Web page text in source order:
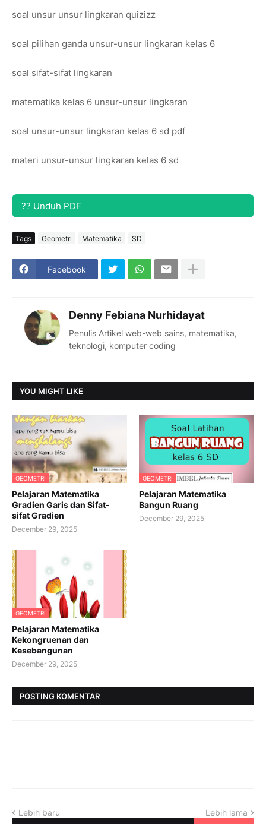
soal unsur unsur lingkaran quizizz
soal pilihan ganda unsur-unsur lingkaran kelas 6
soal sifat-sifat lingkaran
matematika kelas 6 unsur-unsur lingkaran
soal unsur-unsur lingkaran kelas 6 sd pdf
materi unsur-unsur lingkaran kelas 6 sd
?? Unduh PDF
Tags Geometri Matematika SD
Facebook
Denny Febiana Nurhidayat
Penulis Artikel web-web sains, matematika,
teknologi, komputer coding
YOU MIGHT LIKE
GEOMETRI
Pelajaran Matematika
Gradien Garis dan Sifat-
sifat Gradien
December 29, 2025
GEOMETRI
Pelajaran Matematika
Bangun Ruang
December 29, 2025
GEOMETRI
Pelajaran Matematika
Kekongruenan dan
Kesebangunan
December 29, 2025
POSTING KOMENTAR
Lebih baru Lebih lama